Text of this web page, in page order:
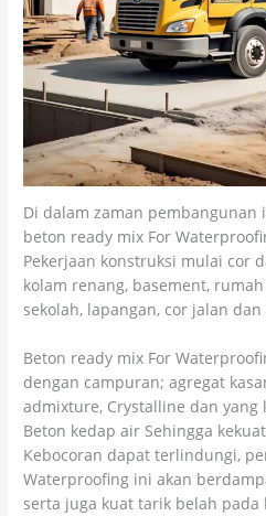
Di dalam zaman pembangunan
beton ready mix For
Pekerjaan konstruksi mulai cor
kolam renang, basement,
sekolah, lapangan, cor jalan
Beton ready mix For
dengan campuran; agregat
admixture, Crystalline dan
Beton kedap air Sehingga
Kebocoran dapat terlindungi,
Waterproofing ini akan
serta juga kuat tarik belah